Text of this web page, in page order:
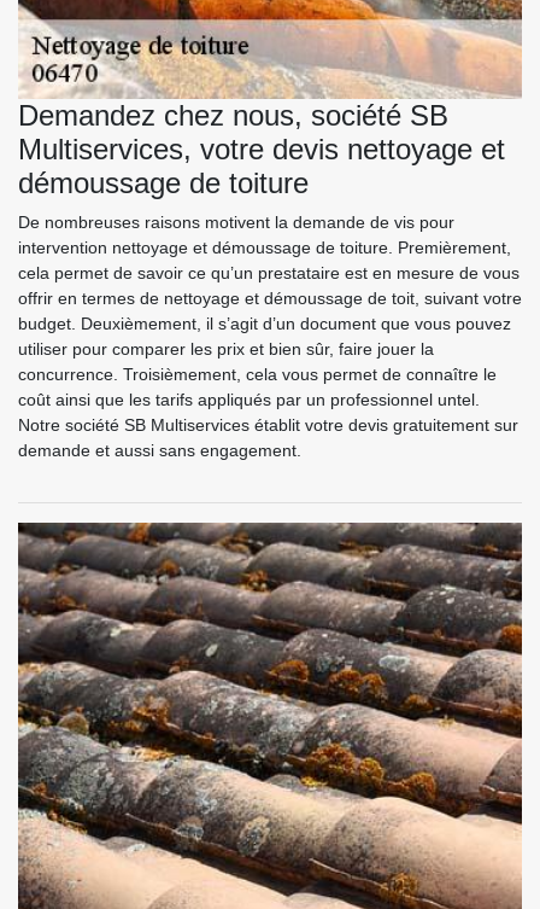
Demandez chez nous, société SB
Multiservices, votre devis nettoyage et
démoussage de toiture
De nombreuses raisons motivent la demande de vis pour
intervention nettoyage et démoussage de toiture. Premièrement,
cela permet de savoir ce qu’un prestataire est en mesure de vous
offrir en termes de nettoyage et démoussage de toit, suivant votre
budget. Deuxièmement, il s’agit d’un document que vous pouvez
utiliser pour comparer les prix et bien sûr, faire jouer la
concurrence. Troisièmement, cela vous permet de connaître le
coût ainsi que les tarifs appliqués par un professionnel untel.
Notre société SB Multiservices établit votre devis gratuitement sur
demande et aussi sans engagement.